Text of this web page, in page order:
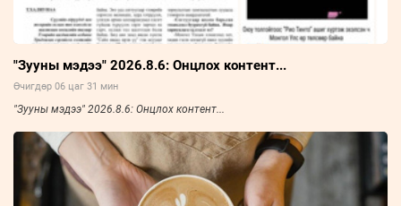
"Зууны мэдээ" 2026.8.6: Онцлох контент...
Өчигдөр 06 цаг 31 мин
"Зууны мэдээ" 2026.8.6: Онцлох контент...